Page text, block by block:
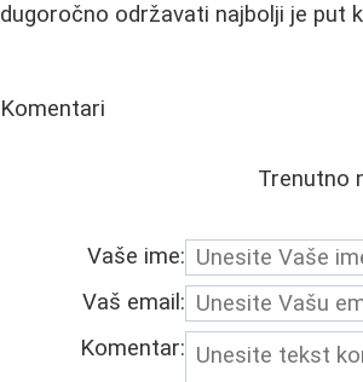
dugoročno održavati najbolji je put
Komentari
Trenutno
Vaše ime:
Vaš email:
Komentar: